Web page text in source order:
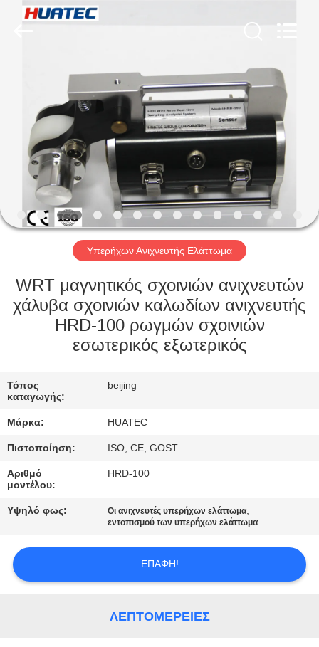
ΠΡΟΪΌΝΤΑ
ΠΕΡΊΠΟΥ
ΕΜΕΊΣ
ΓΎΡΟΣ
ΕΡΓΟΣΤΑΣΊΩΝ
ΠΟΙΟΤΙΚΌΣ
ΈΛΕΓΧΟΣ
ΕΛΆΤΕ
ΣΕ
ΕΠΑΦΉ
ΖΗΤΉΣΤΕ
ΑΠΌΣΠΑΣΜΑ
HUATEC
GROUP
Υπερήχων Ανιχνευτής Ελάττωμα
WRT μαγνητικός σχοινιών ανιχνευτών
χάλυβα σχοινιών καλωδίων ανιχνευτής
HRD-100 ρωγμών σχοινιών
εσωτερικός εξωτερικός
Τόπος
καταγωγής:
beijing
Μάρκα: HUATEC
Πιστοποίηση: ISO, CE, GOST
Αριθμό
μοντέλου:
HRD-100
Υψηλό φως: Οι ανιχνευτές υπερήχων ελάττωμα,
εντοπισμού των υπερήχων ελάττωμα
ΕΠΑΦΉ!
ΛΕΠΤΟΜΈΡΕΙΕΣ